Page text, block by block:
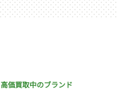
高価買取中のブランド